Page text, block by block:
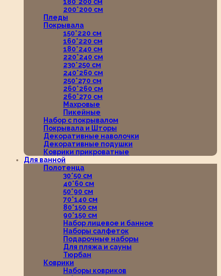
200*200 см
Пледы
Покрывала
150*220 см
160*220 см
180*240 см
220*240 см
230*250 см
240*260 см
250*270 см
260*260 см
260*270 см
Махровые
Пикейные
Набор с покрывалом
Покрывала и Шторы
Декоративные наволочки
Декоративные подушки
Коврики прикроватные
Для ванной
Полотенца
30*50 см
40*60 см
50*90 см
70*140 см
80*150 см
90*150 см
Набор лицевое и банное
Наборы салфеток
Подарочные наборы
Для пляжа и сауны
Тюрбан
Коврики
Наборы ковриков